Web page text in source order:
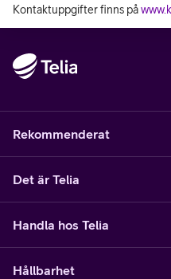
Kontaktuppgifter finns på
Rekommenderat
Det är Telia
Handla hos Telia
Hållbarhet